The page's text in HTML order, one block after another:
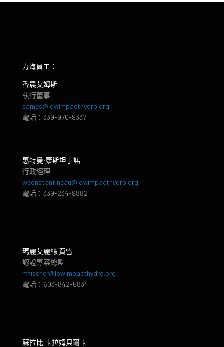
力海員工：
香農艾姆斯
執行董事
sames@lowimpacthydro.org
電話：339-970-9337
惠特曼‧康斯坦丁諾
行政經理
wconstantineau@lowimpacthydro.org
電話：339-234-9882
瑪麗艾麗絲·費雪
認證專案總監
mfischer@lowimpacthydro.org
電話：603-842-5834
蘇拉比·卡拉姆貝爾卡